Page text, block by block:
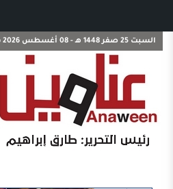
السبت 25 صفر 1448 هـ - 08 أغسطس 2026 م